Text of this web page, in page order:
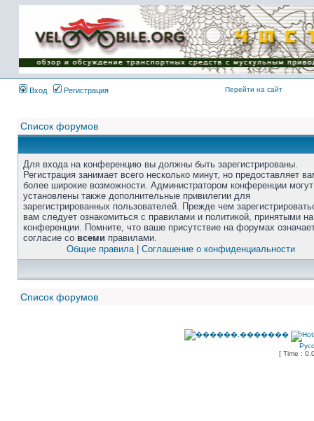
Вход Регистрация Перейти на сайт
Список форумов
Для входа на конференцию вы должны быть зарегистрированы.
Регистрация занимает всего несколько минут, но предоставляет
более широкие возможности. Администратором конференции
установлены также дополнительные привилегии для
зарегистрированных пользователей. Прежде чем
вам следует ознакомиться с правилами и политикой, принятыми на
конференции. Помните, что ваше присутствие на форумах
согласие со всеми правилами.
Общие правила| Соглашение о конфиденциальности
Список форумов
[ Time :